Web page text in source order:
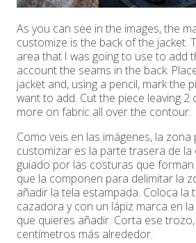
As you can see in the images, the
customize is the back of the jacket.
area that I was going to use to add
account the seams in the back.
jacket and, using a pencil, mark the
want to add. Cut the piece leaving 2
more on fabric all over the contour.
Como veis en las imágenes, la zona
customizar es la parte trasera de la
guiado por las costuras que
que la componen para delimitar la
añadir la tela estampada. Coloca la
cazadora y con un lápiz marca en
que quieres añadir. Corta ese
centímetros más alrededor.